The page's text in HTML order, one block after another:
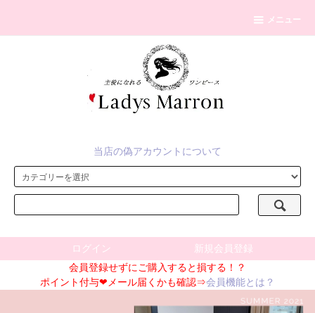
メニュー
当店の偽アカウントについて
ログイン
新規会員登録
会員登録せずにご購入すると損する！？
ポイント付与❤メール届くかも確認⇒会員機能とは？